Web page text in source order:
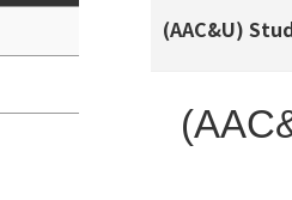
(AAC&U)